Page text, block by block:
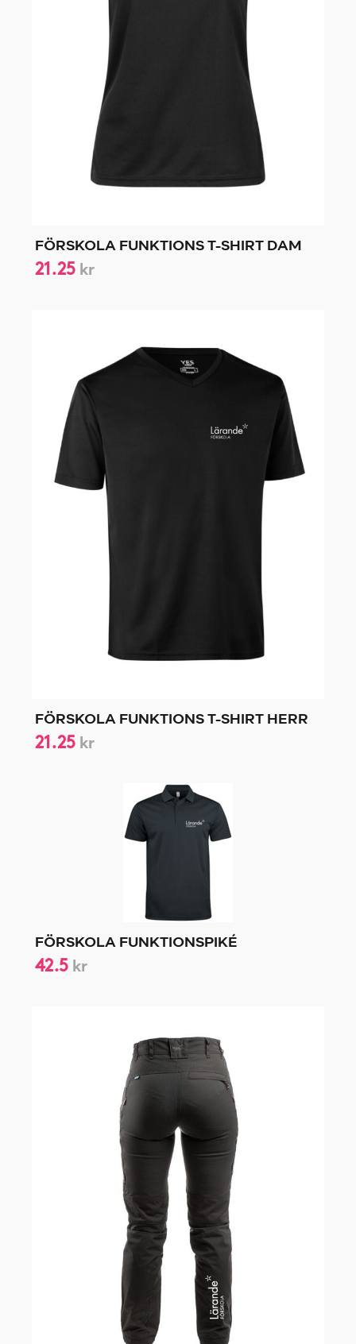
FÖRSKOLA FUNKTIONS T-SHIRT DAM
21.25 kr
FÖRSKOLA FUNKTIONS T-SHIRT HERR
21.25 kr
FÖRSKOLA FUNKTIONSPIKÉ
42.5 kr